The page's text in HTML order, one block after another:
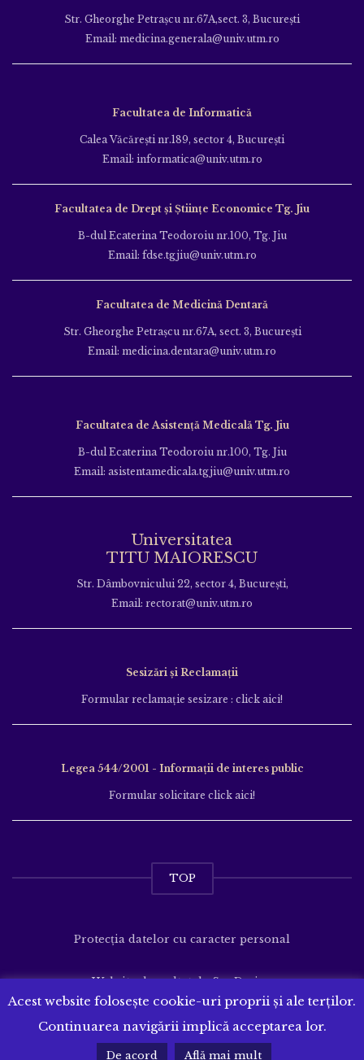
Str. Gheorghe Petraşcu nr.67A,sect. 3, Bucureşti
Email: medicina.generala@univ.utm.ro
Facultatea de Informatică
Calea Văcăreşti nr.189, sector 4, Bucureşti
Email: informatica@univ.utm.ro
Facultatea de Drept și Științe Economice Tg. Jiu
B-dul Ecaterina Teodoroiu nr.100, Tg. Jiu
Email: fdse.tgjiu@univ.utm.ro
Facultatea de Medicină Dentară
Str. Gheorghe Petraşcu nr.67A, sect. 3, Bucureşti
Email: medicina.dentara@univ.utm.ro
Facultatea de Asistență Medicală Tg. Jiu
B-dul Ecaterina Teodoroiu nr.100, Tg. Jiu
Email: asistentamedicala.tgjiu@univ.utm.ro
Universitatea
TITU MAIORESCU
Str. Dâmbovnicului 22, sector 4, București,
Email: rectorat@univ.utm.ro
Sesizări și Reclamații
Formular reclamație sesizare : click aici!
Legea 544/2001 - Informații de interes public
Formular solicitare click aici!
TOP
Protecția datelor cu caracter personal
Website dezvoltat deSenDesign
Acest website folosește cookie-uri proprii și ale terților.
Continuarea navigării implică acceptarea lor.
De acord Află mai mult